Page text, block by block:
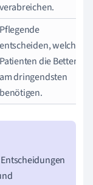
verabreichen.
Pflegende
entscheiden, welche
Patienten die Betten
am dringendsten
benötigen.